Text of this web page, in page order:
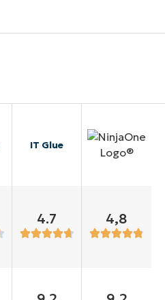
IT Glue
4.7 4,8